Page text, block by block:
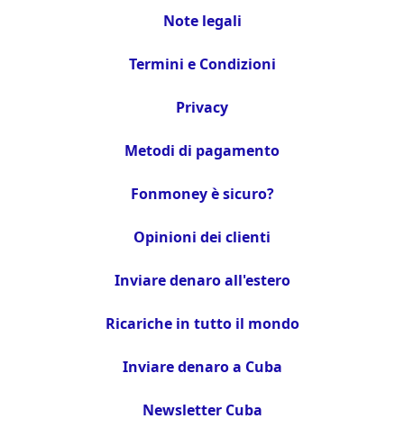
Note legali
Termini e Condizioni
Privacy
Metodi di pagamento
Fonmoney è sicuro?
Opinioni dei clienti
Inviare denaro all'estero
Ricariche in tutto il mondo
Inviare denaro a Cuba
Newsletter Cuba